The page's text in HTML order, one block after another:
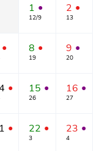
1 ●
12/9
2 ●
13
● 8 ●
19
9 ●
20
● 15 ●
26
16 ●
27
● 22 ●
3
23 ●
4